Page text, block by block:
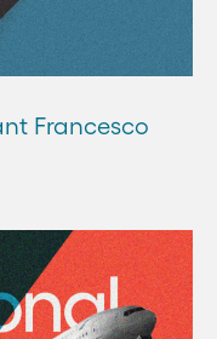
Francesco